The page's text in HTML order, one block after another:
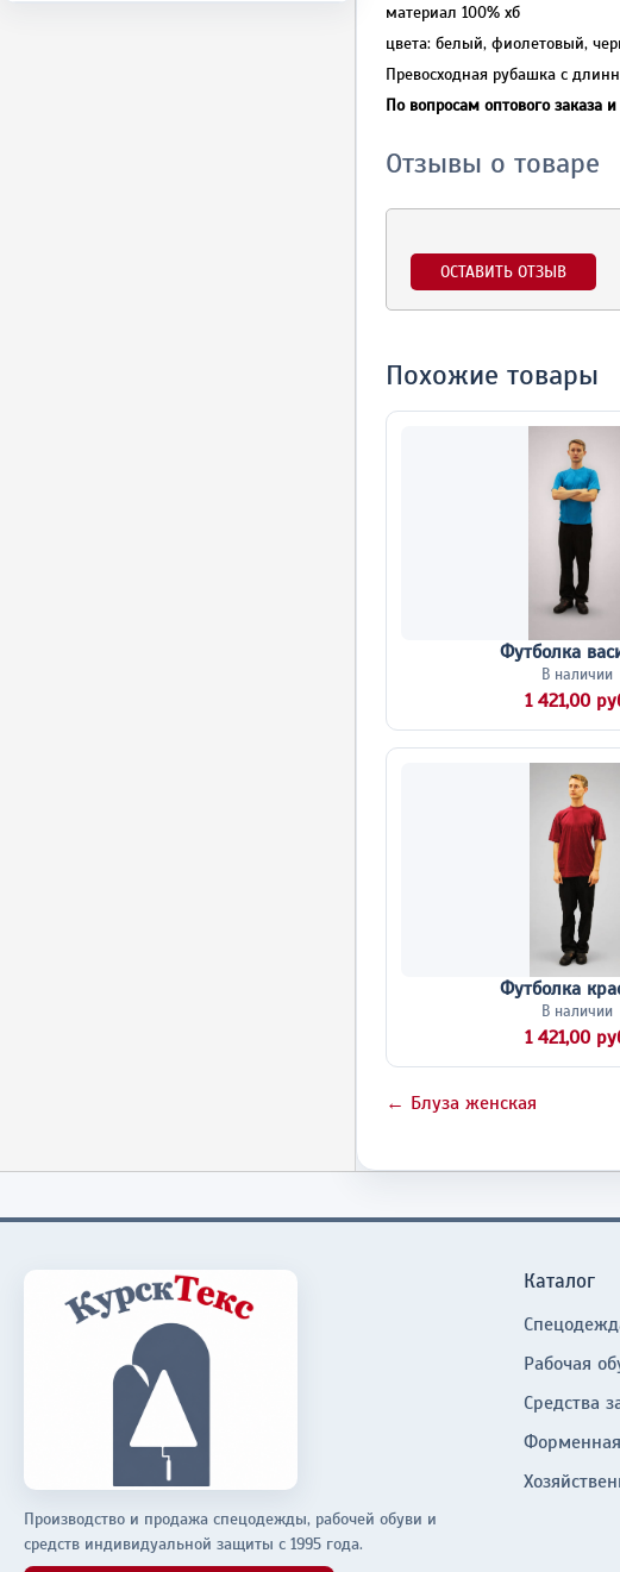
материал 100% хб
цвета: белый, фиолетовый,
Превосходная рубашка с
По вопросам оптового заказа
Отзывы о товаре
ОСТАВИТЬ ОТЗЫВ
Похожие товары
Футболка
В наличии
1 421,00
Футболка
В наличии
1 421,00
← Блуза женская
Производство и продажа спецодежды, рабочей обуви и
средств индивидуальной защиты с 1995 года.
Каталог
Рабочая
Средства